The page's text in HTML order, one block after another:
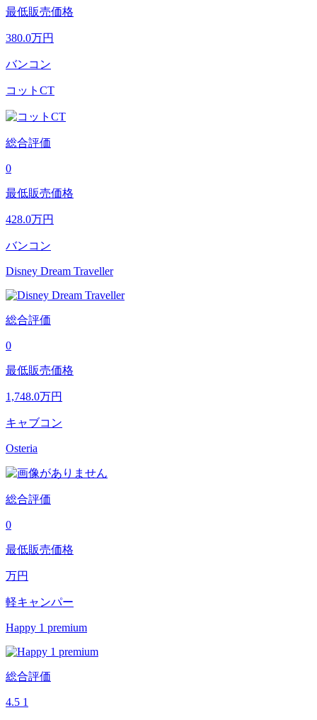
最低販売価格
380.0万円
バンコン
コットCT
総合評価
0
最低販売価格
428.0万円
バンコン
Disney Dream Traveller
総合評価
0
最低販売価格
1,748.0万円
キャブコン
Osteria
総合評価
0
最低販売価格
万円
軽キャンパー
Happy 1 premium
総合評価
4.5 1